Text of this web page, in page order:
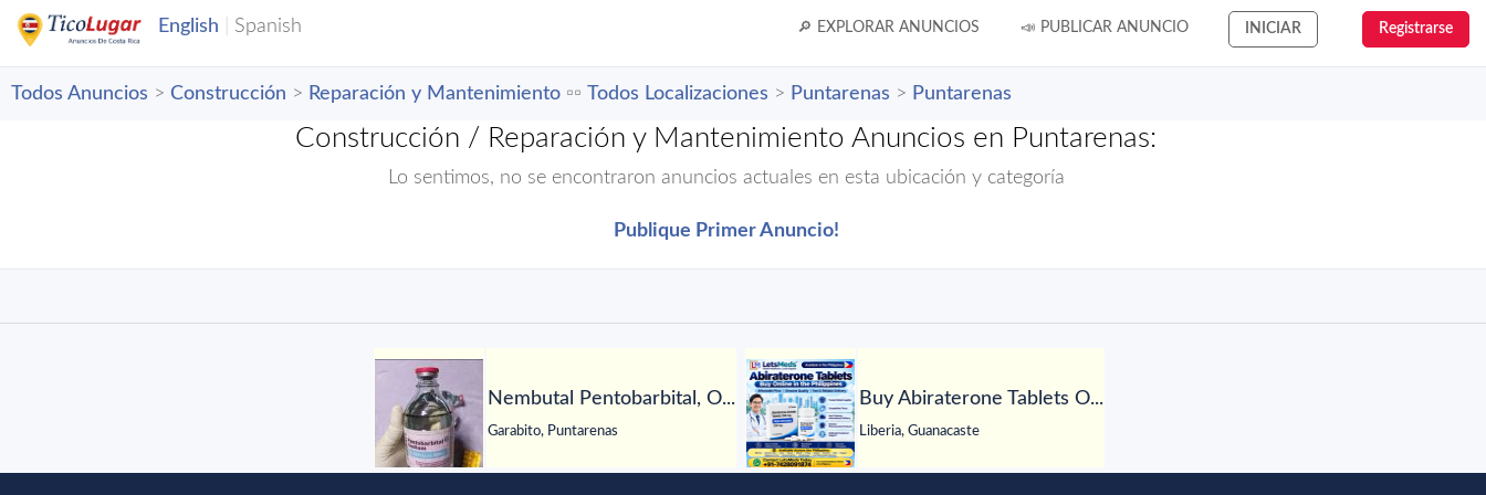
🔎 EXPLORAR ANUNCIOS 📣 PUBLICAR ANUNCIO INICIAR Registrarse
Todos Anuncios > Construcción > Reparación y Mantenimiento ▫️▫️ Todos Localizaciones > Puntarenas > Puntarenas
Construcción / Reparación y Mantenimiento Anuncios en Puntarenas:
Lo sentimos, no se encontraron anuncios actuales en esta ubicación y categoría
Publique Primer Anuncio!
Nembutal Pentobarbital, O...
Garabito, Puntarenas
Buy Abiraterone Tablets O...
Liberia, Guanacaste